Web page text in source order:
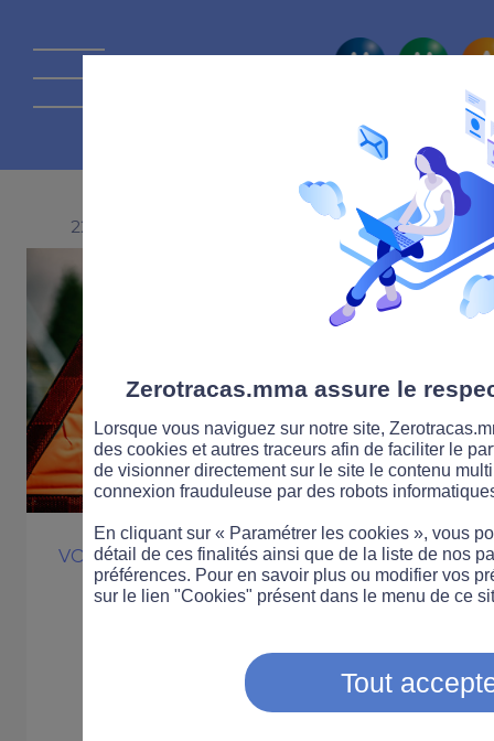
La route
22 FÉVRIER 2023
VOITURE SÉCURITÉ ROUTIÈRE
Comment
crevaison sur
Zerotracas.mma assure le
Lorsque vous naviguez sur notre site,
des cookies et autres traceurs afin de faciliter le
de visionner directement sur le site le contenu
connexion frauduleuse par des robots
En cliquant sur « Paramétrer les cookies », vous
détail de ces finalités ainsi que de la liste de nos
préférences. Pour en savoir plus ou modifier vos
sur le lien "Cookies" présent dans le menu de ce
Tout